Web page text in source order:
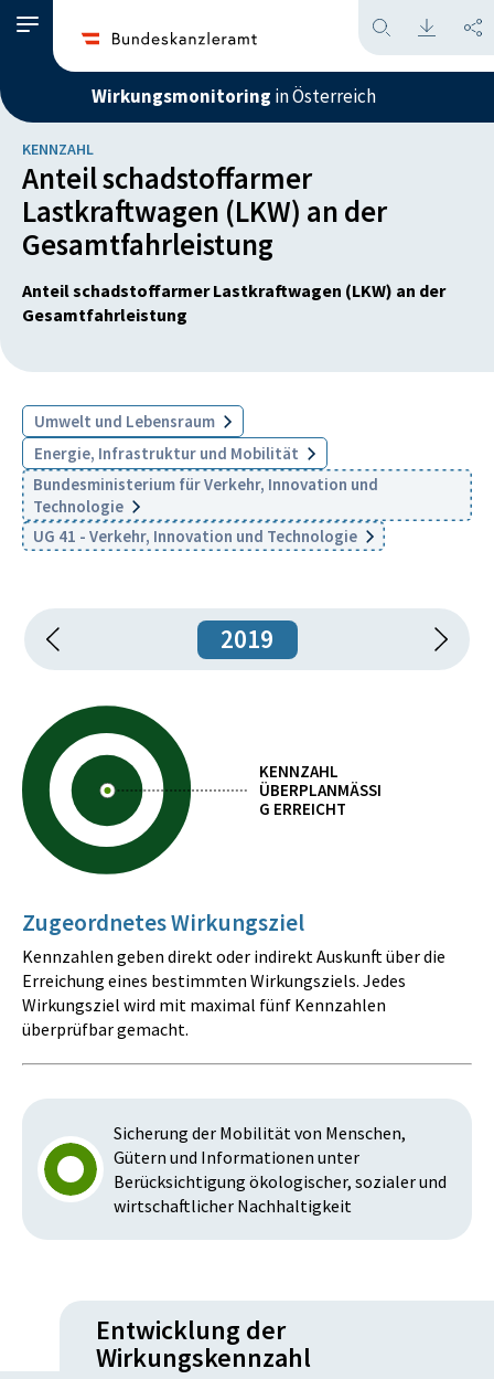
Wirkungsmonitoring in Österreich
KENNZAHL
Anteil schadstoffarmer
Lastkraftwagen (LKW) an der
Gesamtfahrleistung
Anteil schadstoffarmer Lastkraftwagen (LKW) an der
Gesamtfahrleistung
Umwelt und Lebensraum
Energie, Infrastruktur und Mobilität
Bundesministerium für Verkehr, Innovation und
Technologie
UG 41 - Verkehr, Innovation und Technologie
2019
KENNZAHL
ÜBERPLANMÄSSIG
ERREICHT
Zugeordnetes Wirkungsziel
Kennzahlen geben direkt oder indirekt Auskunft über die
Erreichung eines bestimmten Wirkungsziels. Jedes
Wirkungsziel wird mit maximal fünf Kennzahlen
überprüfbar gemacht.
Sicherung der Mobilität von Menschen,
Gütern und Informationen unter
Berücksichtigung ökologischer, sozialer und
wirtschaftlicher Nachhaltigkeit
Entwicklung der
Wirkungskennzahl